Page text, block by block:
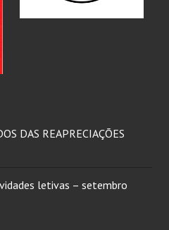
DAS REAPRECIAÇÕES
letivas – setembro